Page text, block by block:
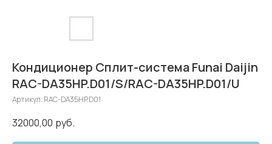
Кондиционер Сплит-система Funai Daijin
RAC-DA35HP.D01/S/RAC-DA35HP.D01/U
Артикул: RAC-DA35HP.D01
32000,00 руб.